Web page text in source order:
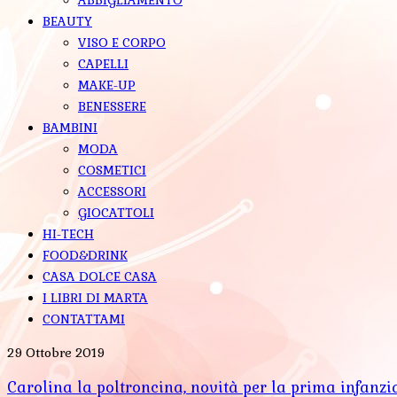
BEAUTY
VISO E CORPO
CAPELLI
MAKE-UP
BENESSERE
BAMBINI
MODA
COSMETICI
ACCESSORI
GIOCATTOLI
HI-TECH
FOOD&DRINK
CASA DOLCE CASA
I LIBRI DI MARTA
CONTATTAMI
29 Ottobre 2019
Carolina la poltroncina, novità per la prima